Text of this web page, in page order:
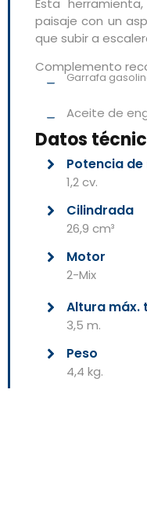
Esta
paisaje con un
que subir a
Complemento
Garrafa
Aceite de
Datos
Potencia
1,2 cv.
Cilindrada
26,9 cm³
Motor
2-Mix
Altura máx.
3,5 m.
Peso
4,4 kg.